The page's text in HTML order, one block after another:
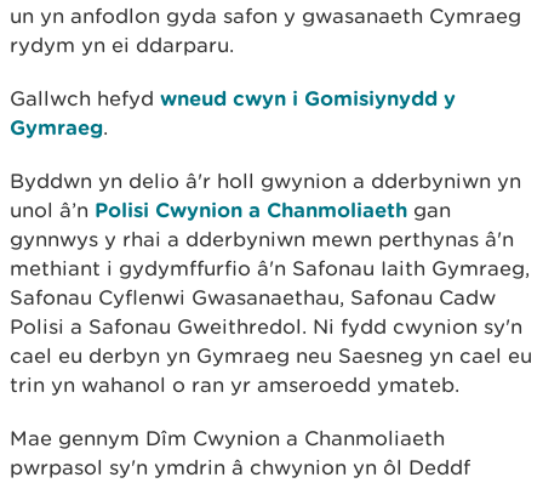
un yn anfodlon gyda safon y gwasanaeth Cymraeg
rydym yn ei ddarparu.
Gallwch hefyd wneud cwyn i Gomisiynydd y
Gymraeg.
Byddwn yn delio â'r holl gwynion a dderbyniwn yn
unol â’n Polisi Cwynion a Chanmoliaeth gan
gynnwys y rhai a dderbyniwn mewn perthynas â'n
methiant i gydymffurfio â'n Safonau Iaith Gymraeg,
Safonau Cyflenwi Gwasanaethau, Safonau Cadw
Polisi a Safonau Gweithredol. Ni fydd cwynion sy'n
cael eu derbyn yn Gymraeg neu Saesneg yn cael eu
trin yn wahanol o ran yr amseroedd ymateb.
Mae gennym Dîm Cwynion a Chanmoliaeth
pwrpasol sy'n ymdrin â chwynion yn ôl Deddf